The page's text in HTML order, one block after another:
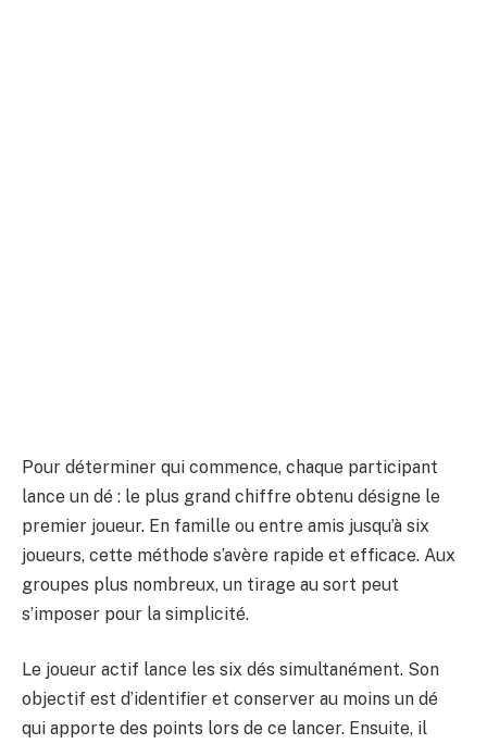
Pour déterminer qui commence, chaque participant
lance un dé : le plus grand chiffre obtenu désigne le
premier joueur. En famille ou entre amis jusqu’à six
joueurs, cette méthode s’avère rapide et efficace. Aux
groupes plus nombreux, un tirage au sort peut
s’imposer pour la simplicité.
Le joueur actif lance les six dés simultanément. Son
objectif est d’identifier et conserver au moins un dé
qui apporte des points lors de ce lancer. Ensuite, il